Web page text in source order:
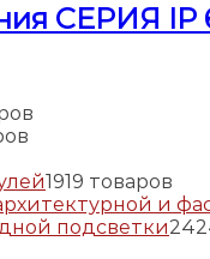
СЕРИЯ IP
1919 товаров
и
подсветки24